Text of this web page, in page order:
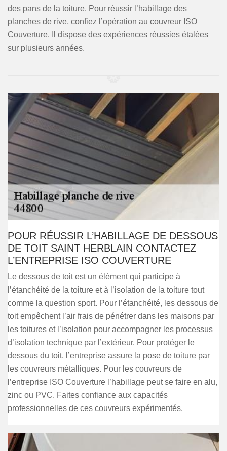
des pans de la toiture. Pour réussir l’habillage des
planches de rive, confiez l’opération au couvreur ISO
Couverture. Il dispose des expériences réussies étalées
sur plusieurs années.
POUR RÉUSSIR L’HABILLAGE DE DESSOUS
DE TOIT SAINT HERBLAIN CONTACTEZ
L’ENTREPRISE ISO COUVERTURE
Le dessous de toit est un élément qui participe à
l’étanchéité de la toiture et à l’isolation de la toiture tout
comme la question sport. Pour l’étanchéité, les dessous de
toit empêchent l’air frais de pénétrer dans les maisons par
les toitures et l’isolation pour accompagner les processus
d’isolation technique par l’extérieur. Pour protéger le
dessous du toit, l’entreprise assure la pose de toiture par
les couvreurs métalliques. Pour les couvreurs de
l’entreprise ISO Couverture l’habillage peut se faire en alu,
zinc ou PVC. Faites confiance aux capacités
professionnelles de ces couvreurs expérimentés.